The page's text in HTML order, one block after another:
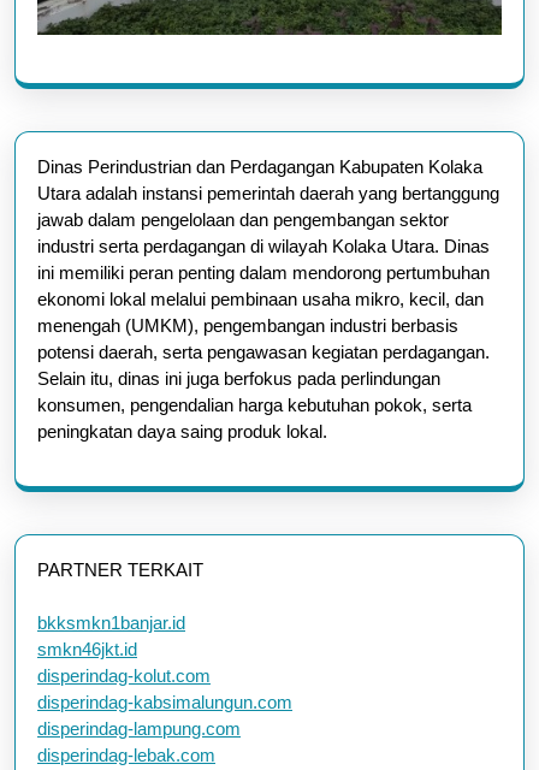
Dinas Perindustrian dan Perdagangan Kabupaten Kolaka
Utara adalah instansi pemerintah daerah yang bertanggung
jawab dalam pengelolaan dan pengembangan sektor
industri serta perdagangan di wilayah Kolaka Utara. Dinas
ini memiliki peran penting dalam mendorong pertumbuhan
ekonomi lokal melalui pembinaan usaha mikro, kecil, dan
menengah (UMKM), pengembangan industri berbasis
potensi daerah, serta pengawasan kegiatan perdagangan.
Selain itu, dinas ini juga berfokus pada perlindungan
konsumen, pengendalian harga kebutuhan pokok, serta
peningkatan daya saing produk lokal.
PARTNER TERKAIT
bkksmkn1banjar.id
smkn46jkt.id
disperindag-kolut.com
disperindag-kabsimalungun.com
disperindag-lampung.com
disperindag-lebak.com